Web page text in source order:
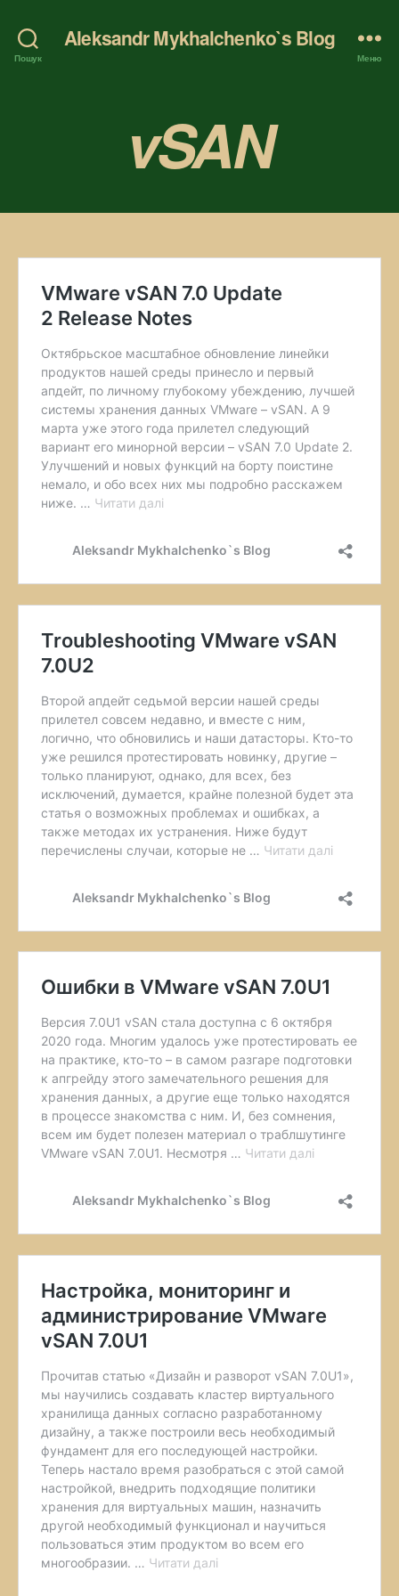
Пошук
Aleksandr Mykhalchenko`s Blog
Меню
vSAN